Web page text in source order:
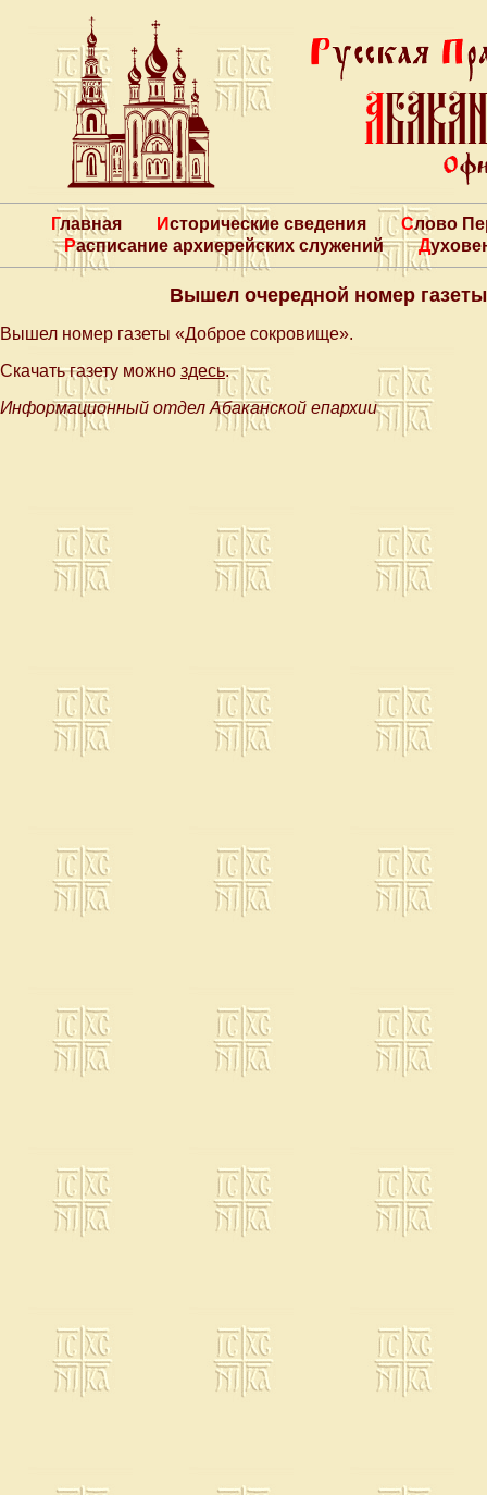
Главная Исторические сведения
Слово
Расписание архиерейских служений
Вышел очередной номер
Вышел номер газеты «Доброе сокровище».
Скачать газету можно здесь.
Информационный отдел Абаканской епархии